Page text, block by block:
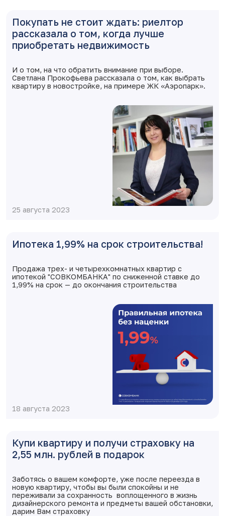
Покупать не стоит ждать: риелтор
рассказала о том, когда лучше
приобретать недвижимость
И о том, на что обратить внимание при выборе.
Светлана Прокофьева рассказала о том, как выбрать
квартиру в новостройке, на примере ЖК «Аэропарк».
25 августа 2023
Ипотека 1,99% на срок строительства!
Продажа трех- и четырехкомнатных квартир с
ипотекой "СОВКОМБАНКА" по сниженной ставке до
1,99% на срок — до окончания строительства
18 августа 2023
Купи квартиру и получи страховку на
2,55 млн. рублей в подарок
Заботясь о вашем комфорте, уже после переезда в
новую квартиру, чтобы вы были спокойны и не
переживали за сохранность воплощенного в жизнь
дизайнерского ремонта и предметы вашей обстановки,
дарим Вам страховку